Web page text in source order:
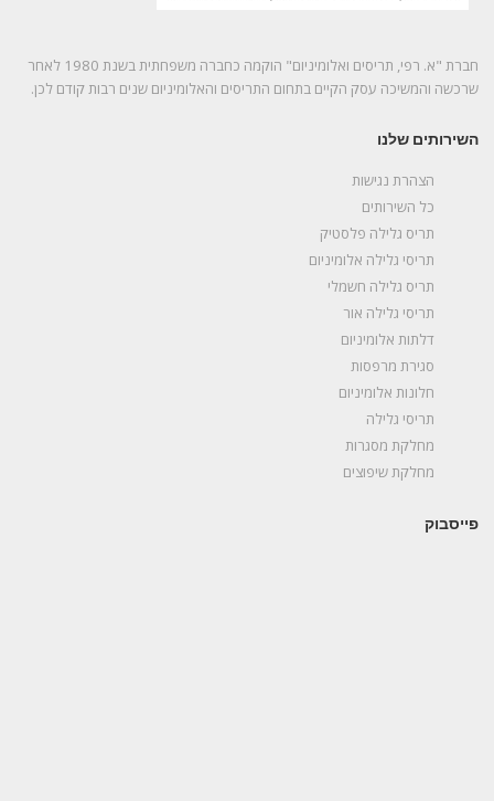
חברת "א. רפי, תריסים ואלומיניום" הוקמה כחברה משפחתית בשנת 1980 לאחר
שרכשה והמשיכה עסק הקיים בתחום התריסים והאלומיניום שנים רבות קודם לכן.
השירותים שלנו
הצהרת נגישות
כל השירותים
תריס גלילה פלסטיק
תריסי גלילה אלומיניום
תריס גלילה חשמלי
תריסי גלילה אור
דלתות אלומיניום
סגירת מרפסות
חלונות אלומיניום
תריסי גלילה
מחלקת מסגרות
מחלקת שיפוצים
פייסבוק